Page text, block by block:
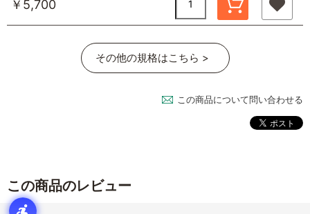
￥5,700
その他の規格はこちら >
この商品について問い合わせる
この商品のレビュー